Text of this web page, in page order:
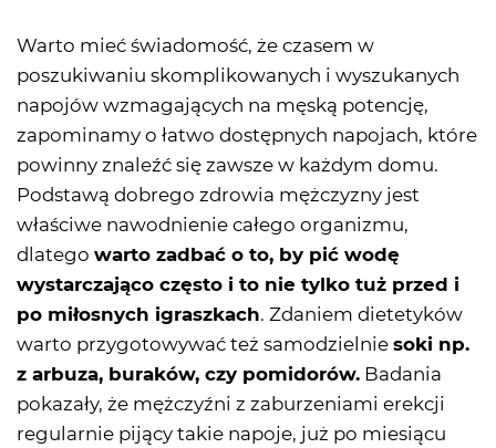
Warto mieć świadomość, że czasem w
poszukiwaniu skomplikowanych i wyszukanych
napojów wzmagających na męską potencję,
zapominamy o łatwo dostępnych napojach, które
powinny znaleźć się zawsze w każdym domu.
Podstawą dobrego zdrowia mężczyzny jest
właściwe nawodnienie całego organizmu,
dlatego warto zadbać o to, by pić wodę
wystarczająco często i to nie tylko tuż przed i
po miłosnych igraszkach. Zdaniem dietetyków
warto przygotowywać też samodzielnie soki np.
z arbuza, buraków, czy pomidorów. Badania
pokazały, że mężczyźni z zaburzeniami erekcji
regularnie pijący takie napoje, już po miesiącu